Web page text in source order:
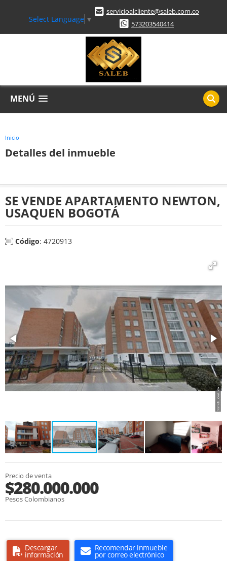
Select Language ▼
servicioalcliente@saleb.com.co
573203540414
MENÚ
Inicio
Detalles del inmueble
SE VENDE APARTAMENTO NEWTON,
USAQUEN BOGOTÁ
Código: 4720913
Precio de venta
$280.000.000
Pesos Colombianos
Descargar
información
Recomendar inmueble
por correo electrónico